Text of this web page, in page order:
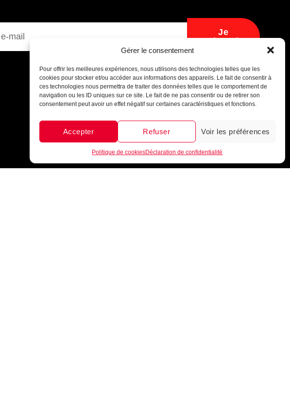
Gérer le consentement
Pour offrir les meilleures expériences, nous utilisons des technologies telles que les
cookies pour stocker et/ou accéder aux informations des appareils. Le fait de consentir à
ces technologies nous permettra de traiter des données telles que le comportement de
navigation ou les ID uniques sur ce site. Le fait de ne pas consentir ou de retirer son
consentement peut avoir un effet négatif sur certaines caractéristiques et fonctions.
Accepter Refuser Voir les préférences
Politique de cookiesDéclaration de confidentialité
Messenger · Instagram
Je
m'inscris